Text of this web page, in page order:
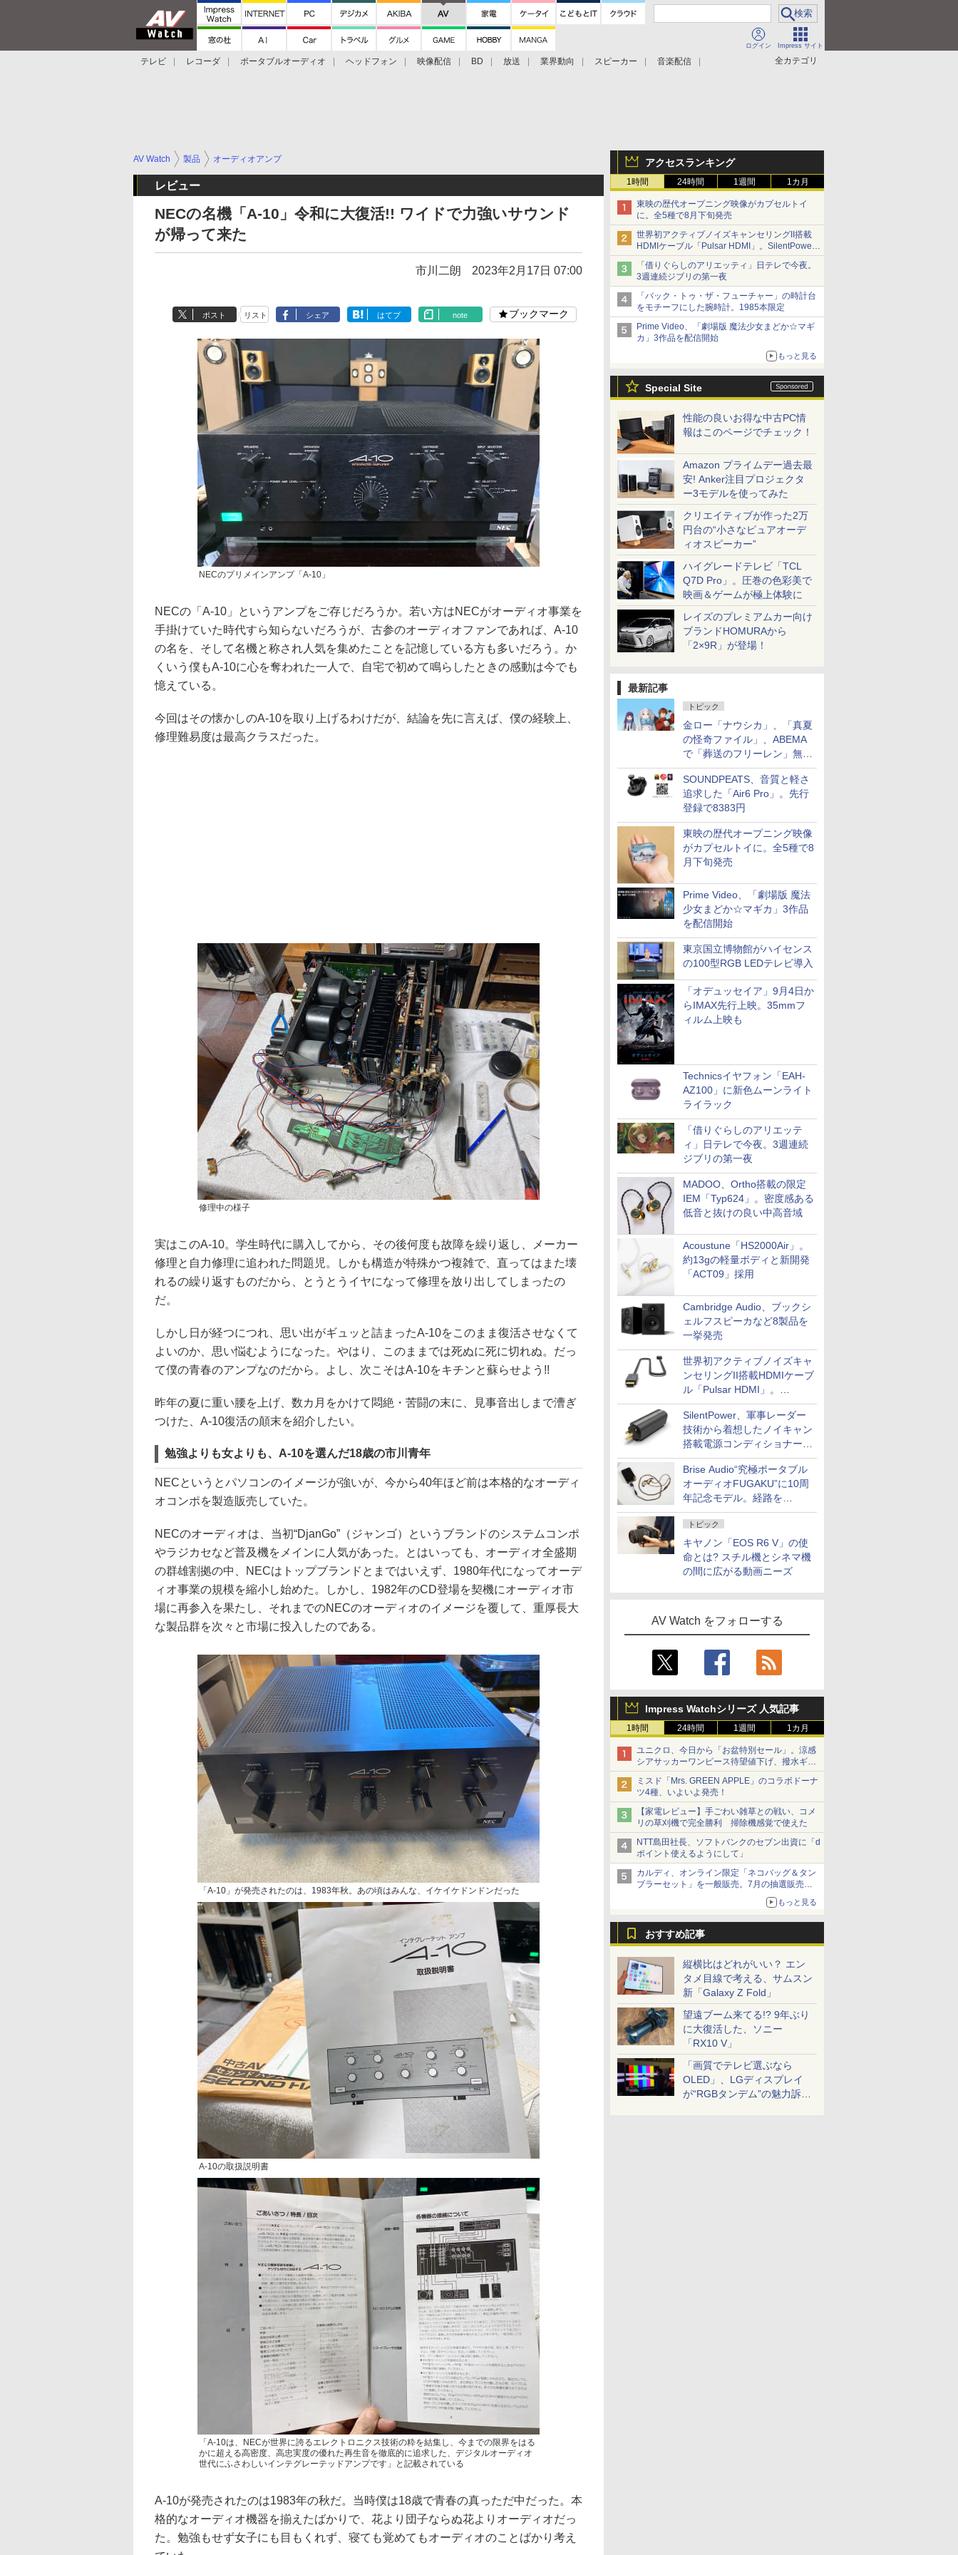
ログイン Impress サイト
全カテゴリ
テレビ レコーダ ポータブルオーディオ ヘッドフォン 映像配信 BD 放送 業界動向 スピーカー
音楽配信
アクセスランキング
1時間 24時間 1週間 1カ月
東映の歴代オープニング映像がカプセルトイ
に。全5種で8月下旬発売
世界初アクティブノイズキャンセリングII搭載
HDMIケーブル「Pulsar HDMI」。SilentPower
から
「借りぐらしのアリエッティ」日テレで今夜。
3週連続ジブリの第一夜
「バック・トゥ・ザ・フューチャー」の時計台
をモチーフにした腕時計。1985本限定
Prime Video、「劇場版 魔法少女まどか☆マギ
カ」3作品を配信開始
もっと見る
Special Site
性能の良いお得な中古PC情
報はこのページでチェック！
Amazon プライムデー過去最
安! Anker注目プロジェクタ
ー3モデルを使ってみた
クリエイティブが作った2万
円台の“小さなピュアオーデ
ィオスピーカー”
ハイグレードテレビ「TCL
Q7D Pro」。圧巻の色彩美で
映画＆ゲームが極上体験に
レイズのプレミアムカー向け
ブランドHOMURAから
「2×9R」が登場！
最新記事
トピック
金ロー「ナウシカ」、「真夏
の怪奇ファイル」、ABEMA
で「葬送のフリーレン」無料
配信など。夏の特番・配信情
報
SOUNDPEATS、音質と軽さ
追求した「Air6 Pro」。先行
登録で8383円
東映の歴代オープニング映像
がカプセルトイに。全5種で8
月下旬発売
Prime Video、「劇場版 魔法
少女まどか☆マギカ」3作品
を配信開始
東京国立博物館がハイセンス
の100型RGB LEDテレビ導入
「オデュッセイア」9月4日か
らIMAX先行上映。35mmフ
ィルム上映も
Technicsイヤフォン「EAH-
AZ100」に新色ムーンライト
ライラック
「借りぐらしのアリエッテ
ィ」日テレで今夜。3週連続
ジブリの第一夜
MADOO、Ortho搭載の限定
IEM「Typ624」。密度感ある
低音と抜けの良い中高音域
Acoustune「HS2000Air」。
約13gの軽量ボディと新開発
「ACT09」採用
Cambridge Audio、ブックシ
ェルフスピーカなど8製品を
一挙発売
世界初アクティブノイズキャ
ンセリングII搭載HDMIケーブ
ル「Pulsar HDMI」。
SilentPowerから
SilentPower、軍事レーダー
技術から着想したノイキャン
搭載電源コンディショナー
「AC iPurifier2」
Brise Audio“究極ポータブル
オーディオFUGAKU”に10周
年記念モデル。経路を
NISHIKIで統一。400万円
トピック
キヤノン「EOS R6 V」の使
命とは? スチル機とシネマ機
の間に広がる動画ニーズ
AV Watch をフォローする
Impress Watchシリーズ 人気記事
1時間 24時間 1週間 1カ月
ユニクロ、今日から「お盆特別セール」。涼感
シアサッカーワンピース待望値下げ、撥水ギア
ショーツは1990円に
ミスド「Mrs. GREEN APPLE」のコラボドーナ
ツ4種、いよいよ発売！
【家電レビュー】手ごわい雑草との戦い、コメ
リの草刈機で完全勝利 掃除機感覚で使えた
NTT島田社長、ソフトバンクのセブン出資に「d
ポイント使えるようにして」
カルディ、オンライン限定「ネコバッグ＆タン
ブラーセット」を一般販売。7月の抽選販売の
もっと見る
おすすめ記事
縦横比はどれがいい？ エン
タメ目線で考える、サムスン
新「Galaxy Z Fold」
望遠ブーム来てる!? 9年ぶり
に大復活した、ソニー
「RX10 V」
「画質でテレビ選ぶなら
OLED」、LGディスプレイ
が“RGBタンデム”の魅力訴
AV Watch 製品 オーディオアンプ
レビュー
NECの名機「A-10」令和に大復活!! ワイドで力強いサウンド
が帰って来た
市川二朗 2023年2月17日 07:00
ポスト リスト シェア はてブ note ブックマーク
NECのプリメインアンプ「A-10」
NECの「A-10」というアンプをご存じだろうか。若い方はNECがオーディオ事業を
手掛けていた時代すら知らないだろうが、古参のオーディオファンであれば、A-10
の名を、そして名機と称され人気を集めたことを記憶している方も多いだろう。か
くいう僕もA-10に心を奪われた一人で、自宅で初めて鳴らしたときの感動は今でも
憶えている。
今回はその懐かしのA-10を取り上げるわけだが、結論を先に言えば、僕の経験上、
修理難易度は最高クラスだった。
修理中の様子
実はこのA-10。学生時代に購入してから、その後何度も故障を繰り返し、メーカー
修理と自力修理に追われた問題児。しかも構造が特殊かつ複雑で、直ってはまた壊
れるの繰り返すものだから、とうとうイヤになって修理を放り出してしまったの
だ。
しかし日が経つにつれ、思い出がギュッと詰まったA-10をこのまま復活させなくて
よいのか、思い悩むようになった。やはり、このままでは死ぬに死に切れぬ。だっ
て僕の青春のアンプなのだから。よし、次こそはA-10をキチンと蘇らせよう!!
昨年の夏に重い腰を上げ、数カ月をかけて悶絶・苦闘の末に、見事音出しまで漕ぎ
つけた、A-10復活の顛末を紹介したい。
勉強よりも女よりも、A-10を選んだ18歳の市川青年
NECというとパソコンのイメージが強いが、今から40年ほど前は本格的なオーディ
オコンポを製造販売していた。
NECのオーディオは、当初“DjanGo”（ジャンゴ）というブランドのシステムコンポ
やラジカセなど普及機をメインに人気があった。とはいっても、オーディオ全盛期
の群雄割拠の中、NECはトップブランドとまではいえず、1980年代になってオーデ
ィオ事業の規模を縮小し始めた。しかし、1982年のCD登場を契機にオーディオ市
場に再参入を果たし、それまでのNECのオーディオのイメージを覆して、重厚長大
な製品群を次々と市場に投入したのである。
「A-10」が発売されたのは、1983年秋。あの頃はみんな、イケイケドンドンだった
A-10の取扱説明書
「A-10は、NECが世界に誇るエレクトロニクス技術の粋を結集し、今までの限界をはる
かに超える高密度、高忠実度の優れた再生音を徹底的に追求した、デジタルオーディオ
世代にふさわしいインテグレーテッドアンプです」と記載されている
A-10が発売されたのは1983年の秋だ。当時僕は18歳で青春の真っただ中だった。本
格的なオーディオ機器を揃えたばかりで、花より団子ならぬ花よりオーディオだっ
た。勉強もせず女子にも目もくれず、寝ても覚めてもオーディオのことばかり考え